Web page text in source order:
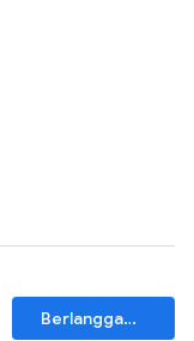
Berlangganan